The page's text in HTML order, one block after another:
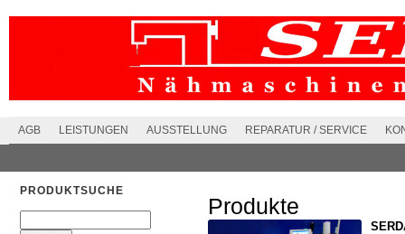
AGB LEISTUNGEN AUSSTELLUNG REPARATUR / SERVICE
PRODUKTSUCHE
Produkte